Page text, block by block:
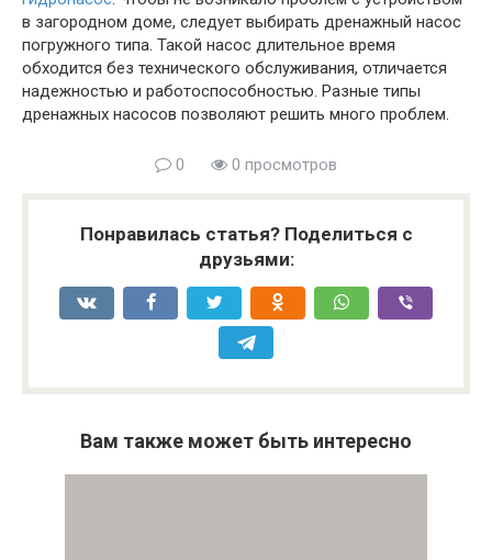
в загородном доме, следует выбирать дренажный насос
погружного типа. Такой насос длительное время
обходится без технического обслуживания, отличается
надежностью и работоспособностью. Разные типы
дренажных насосов позволяют решить много проблем.
0 0 просмотров
Понравилась статья? Поделиться с
друзьями:
Вам также может быть интересно